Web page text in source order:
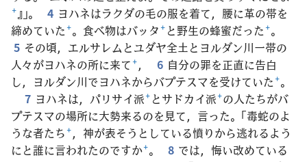
+』」。 4 ヨハネはラクダの毛の服を着て，腰に革の帯を
締めていた+。食べ物はバッタ+と野生の蜂蜜だった+。
5 その頃，エルサレムとユダヤ全土とヨルダン川一帯の
人々がヨハネの所に来て+， 6 自分の罪を正直に告白
し，ヨルダン川でヨハネからバプテスマを受けていた+。
7 ヨハネは，パリサイ派+とサドカイ派+の人たちがバ
プテスマの場所に大勢来るのを見て，言った。「毒蛇のよ
うな者たち+，神が表そうとしている憤りから逃れるよう
にと誰に言われたのですか+。 8 では，悔い改めている